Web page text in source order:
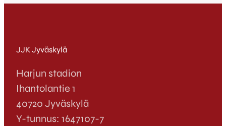
JJK Jyväskylä
Harjun stadion
Ihantolantie 1
40720 Jyväskylä
Y-tunnus: 1647107-7